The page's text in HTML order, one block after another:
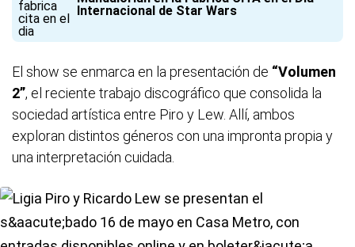
Internacional de Star Wars
El show se enmarca en la presentación de “Volumen
2”, el reciente trabajo discográfico que consolida la
sociedad artística entre Piro y Lew. Allí, ambos
exploran distintos géneros con una impronta propia y
una interpretación cuidada.